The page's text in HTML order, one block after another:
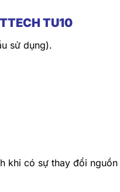
TU10
sử dụng).
khi có sự thay đổi